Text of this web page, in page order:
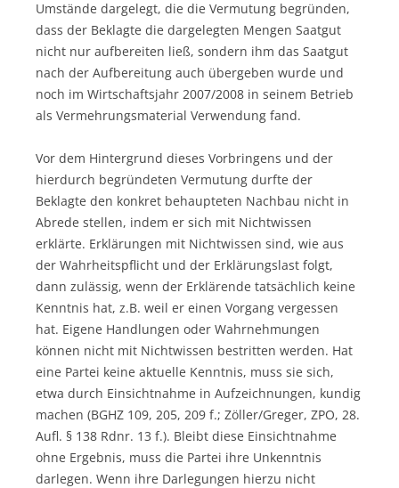
Umstände dargelegt, die die Vermutung begründen,
dass der Beklagte die dargelegten Mengen Saatgut
nicht nur aufbereiten ließ, sondern ihm das Saatgut
nach der Aufbereitung auch übergeben wurde und
noch im Wirtschaftsjahr 2007/2008 in seinem Betrieb
als Vermehrungsmaterial Verwendung fand.
Vor dem Hintergrund dieses Vorbringens und der
hierdurch begründeten Vermutung durfte der
Beklagte den konkret behaupteten Nachbau nicht in
Abrede stellen, indem er sich mit Nichtwissen
erklärte. Erklärungen mit Nichtwissen sind, wie aus
der Wahrheitspflicht und der Erklärungslast folgt,
dann zulässig, wenn der Erklärende tatsächlich keine
Kenntnis hat, z.B. weil er einen Vorgang vergessen
hat. Eigene Handlungen oder Wahrnehmungen
können nicht mit Nichtwissen bestritten werden. Hat
eine Partei keine aktuelle Kenntnis, muss sie sich,
etwa durch Einsichtnahme in Aufzeichnungen, kundig
machen (BGHZ 109, 205, 209 f.; Zöller/Greger, ZPO, 28.
Aufl. § 138 Rdnr. 13 f.). Bleibt diese Einsichtnahme
ohne Ergebnis, muss die Partei ihre Unkenntnis
darlegen. Wenn ihre Darlegungen hierzu nicht